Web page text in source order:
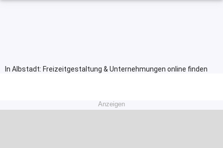
In Albstadt: Freizeitgestaltung & Unternehmungen online finden
Anzeigen